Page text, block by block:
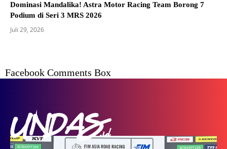
Dominasi Mandalika! Astra Motor Racing Team Borong 7
Podium di Seri 3 MRS 2026
Juli 29, 2026
Facebook Comments Box